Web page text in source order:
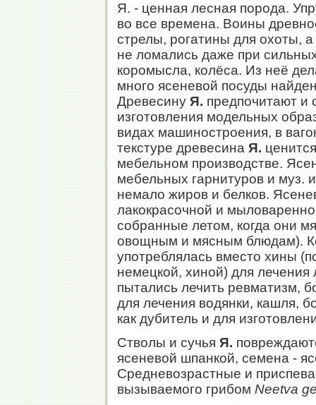
Я. - ценная лесная порода.
во все времена. Воины
стрелы, рогатины для охоты,
не ломались даже при
коромысла, колёса. Из неё
много ясеневой посуды
Древесину Я. предпочитают и
изготовления модельных
видах машиностроения, в
текстуре древесина Я.
мебельном производстве.
мебельных гарнитуров и муз.
немало жиров и белков.
лакокрасочной и
собранные летом, когда они
овощным и мясным блюдам).
употреблялась вместо хины
немецкой, хиной) для лечения
пытались лечить ревматизм,
для лечения водянки, кашля,
как дубитель и для
Стволы и сучья Я.
ясеневой шпанкой, семена -
Средневозрастные и
вызываемого грибом Neetva